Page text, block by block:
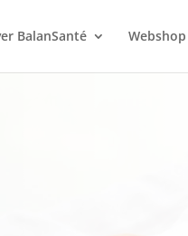
BalanSanté Webshop